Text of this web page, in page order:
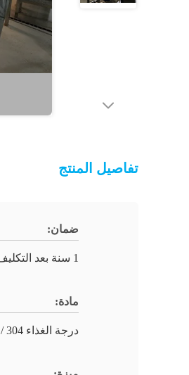
تفاصيل المنتج
ضمان:
1 سنة بعد التكليف
مادة:
درجة الغذاء 304 /